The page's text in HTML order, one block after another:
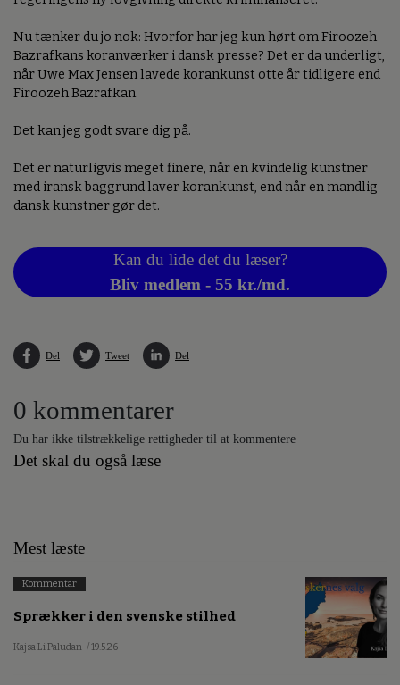
Nu tænker du jo nok: Hvorfor har jeg kun hørt om Firoozeh
Bazrafkans koranværker i dansk presse? Det er da underligt,
når Uwe Max Jensen lavede korankunst otte år tidligere end
Firoozeh Bazrafkan.
Det kan jeg godt svare dig på.
Det er naturligvis meget finere, når en kvindelig kunstner
med iransk baggrund laver korankunst, end når en mandlig
dansk kunstner gør det.
Kan du lide det du læser?
Bliv medlem - 55 kr./md.
Del Tweet Del
0 kommentarer
Du har ikke tilstrækkelige rettigheder til at kommentere
Det skal du også læse
Mest læste
Kommentar
Sprækker i den svenske stilhed
Kajsa Li Paludan / 19.5.26